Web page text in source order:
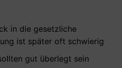
in die gesetzliche
ist später oft schwierig
gut überlegt sein